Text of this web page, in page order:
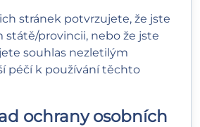
stránek potvrzujete, že jste
státě/provincii, nebo že jste
souhlas nezletilým
péčí k používání těchto
ochrany osobních